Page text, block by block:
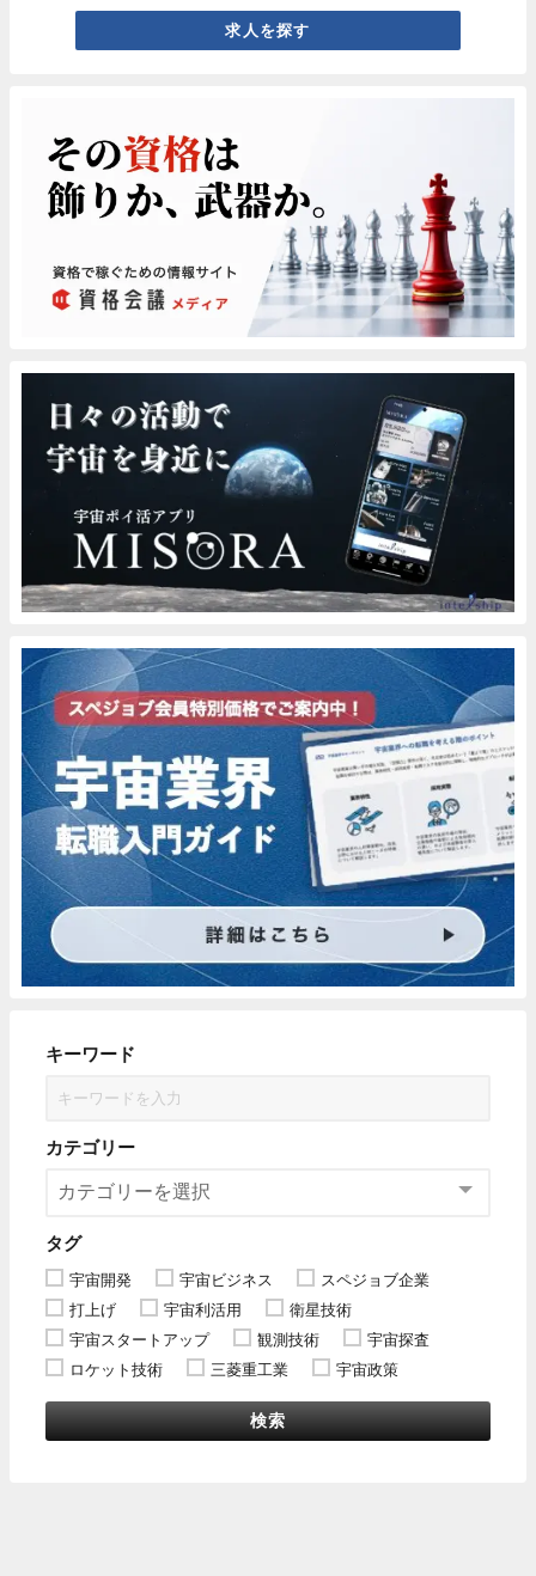
求人を探す
キーワード
カテゴリー
タグ
宇宙開発 宇宙ビジネス
スペジョブ企業
打上げ
宇宙利活用
衛星技術
宇宙スタートアップ
観測技術
宇宙探査
ロケット技術
三菱重工業 宇宙政策
検索